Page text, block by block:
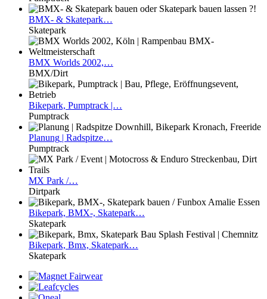
BMX- & Skatepark…
Skatepark
BMX Worlds 2002,…
BMX/Dirt
Bikepark, Pumptrack |…
Pumptrack
Planung | Radspitze…
Pumptrack
MX Park /…
Dirtpark
Bikepark, BMX-, Skatepark…
Skatepark
Bikepark, Bmx, Skatepark…
Skatepark